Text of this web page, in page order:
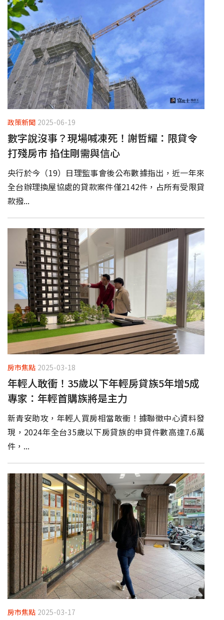
政策新聞 2025-06-19
數字說沒事？現場喊凍死！謝哲耀：限貸令
打殘房市 掐住剛需與信心
央行於今（19）日理監事會後公布數據指出，近一年來
全台辦理換屋協處的貸款案件僅2142件，占所有受限貸
款撥...
房市焦點 2025-03-18
年輕人敢衝！35歲以下年輕房貸族5年增5成
專家：年輕首購族將是主力
新青安助攻，年輕人買房相當敢衝！據聯徵中心資料發
現，2024年全台35歲以下房貸族的申貸件數高達7.6萬
件，...
房市焦點 2025-03-17